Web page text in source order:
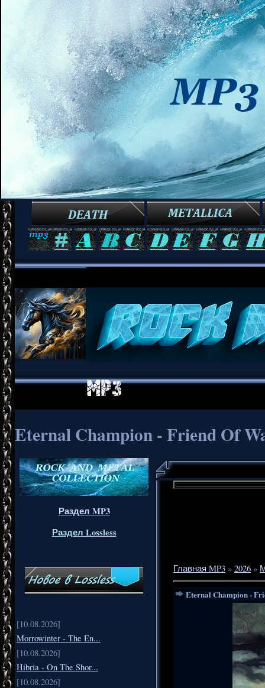
Eternal Champion - Friend Of
Раздел MP3
Раздел Lossless
[10.08.2026]
Morrowinter - The En...
[10.08.2026]
Hibria - On The Shor...
[10.08.2026]
Главная MP3 » 2026 »
Eternal Champion -